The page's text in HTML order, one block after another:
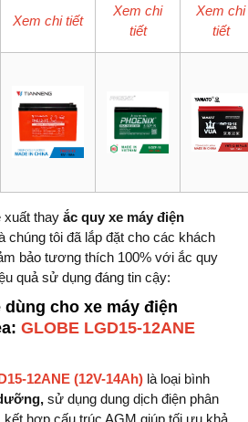
Xem chi tiết
Xem chi
tiết
Xem chi
tiết
thay ắc quy xe máy điện
chúng tôi đã lắp đặt cho các khách
bảo tương thích 100% với ắc quy
quả sử dụng đáng tin cậy:
cho xe máy điện
: GLOBE LGD15-12ANE
12ANE (12V-14Ah) là loại bình
sử dụng dung dịch điện phân